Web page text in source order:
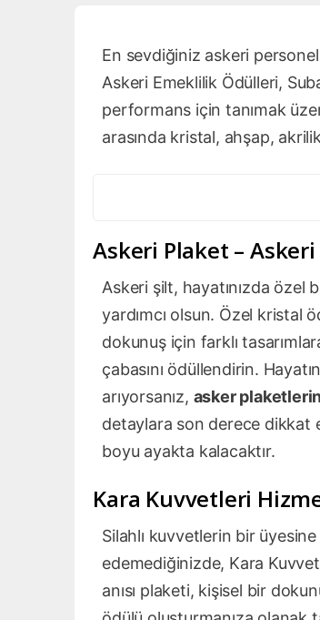
En sevdiğiniz askeri
Askeri Emeklilik Ödülleri,
performans için tanımak
arasında kristal, ahşap,
Askeri Plaket –
Askeri şilt, hayatınızda özel
yardımcı olsun. Özel kristal
dokunuş için farklı
çabasını ödüllendirin.
arıyorsanız, asker
detaylara son derece dikkat
boyu ayakta kalacaktır.
Kara Kuvvetleri
Silahlı kuvvetlerin bir
edemediğinizde, Kara
anısı plaketi, kişisel bir